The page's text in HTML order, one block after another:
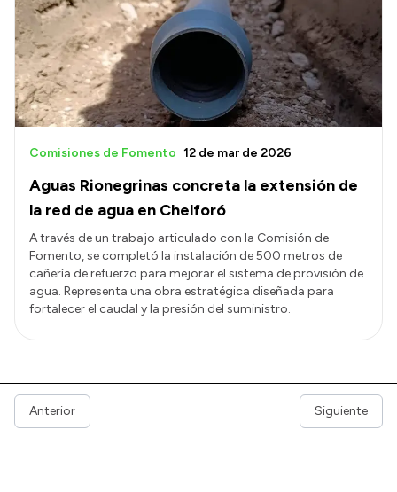
Aguas Rionegrinas concreta la extensión de
la red de agua en Chelforó
Comisiones de Fomento 12 de mar de 2026
A través de un trabajo articulado con la Comisión de
Fomento, se completó la instalación de 500 metros de
cañería de refuerzo para mejorar el sistema de provisión de
agua. Representa una obra estratégica diseñada para
fortalecer el caudal y la presión del suministro.
Anterior Siguiente